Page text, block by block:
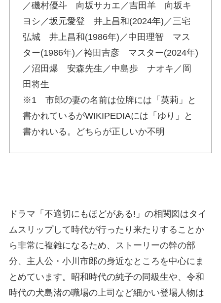
／磯村優斗 向坂サカエ／吉田羊 向坂キ
ヨシ／坂元愛登 井上昌和(2024年)／三宅
弘城 井上昌和(1986年)／中田理智 マス
ター(1986年)／袴田吉彦 マスター(2024年)
／沼田爆 安森先生／中島歩 ナオキ／岡
田将生
※1 市郎の妻の名前は位牌には「英莉」と
書かれているがWIKIPEDIAには「ゆり」と
書かれいる。どちらが正しいか不明
ドラマ「不適切にもほどがある!」の相関図はタイ
ムスリップして時代が行ったり来たりすることか
ら非常に複雑になるため、ストーリーの幹の部
分、主人公・小川市郎の身近なところを中心にま
とめています。昭和時代の純子の同級生や、令和
時代の犬島渚の職場の上司など細かい登場人物は